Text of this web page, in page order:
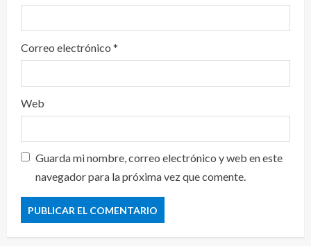
Correo electrónico *
Web
Guarda mi nombre, correo electrónico y web en este
navegador para la próxima vez que comente.